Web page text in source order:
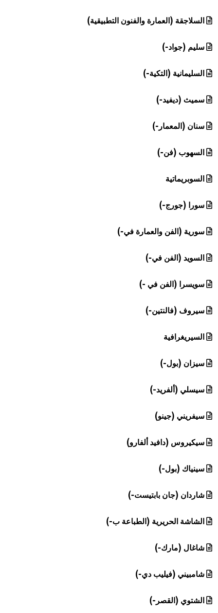
السلاجقة (العمارة والفنون التطبيقية)
سليم (جواد-)
السليمانية (التكية-)
سميث (ديفيد-)
سنان (المعمار-)
السهوب (فن-)
السوبريماتية
سورا (جورج-)
سورية (الفن والعمارة في-)
السويد (الفن في-)
سويسرا (الفن في -)
سيروف (فالنتين-)
السيريغرافية
سيزان (بول-)
سيسلي (ألفريد-)
سيفريني (جينو)
سيكيروس (دافيد ألفارو)
سينياك (بول-)
شاردان (جان بابتيست-)
الشاشة الحريرية (الطباعة ب-)
شاغال (مارك-)
شامبيني (فيليب دي-)
الشتوي (القصر-)